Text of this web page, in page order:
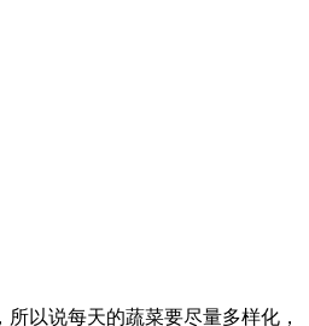
以说每天的蔬菜要尽量多样化，